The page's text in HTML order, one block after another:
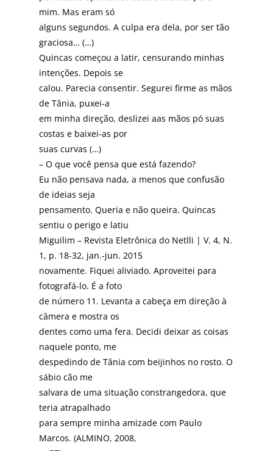
mim. Mas eram só
alguns segundos. A culpa era dela, por ser tão
graciosa… (…)
Quincas começou a latir, censurando minhas
intenções. Depois se
calou. Parecia consentir. Segurei firme as mãos
de Tânia, puxei-a
em minha direção, deslizei aas mãos pó suas
costas e baixei-as por
suas curvas (…)
– O que você pensa que está fazendo?
Eu não pensava nada, a menos que confusão
de ideias seja
pensamento. Queria e não queira. Quincas
sentiu o perigo e latiu
Miguilim – Revista Eletrônica do Netlli | V. 4, N.
1, p. 18-32, jan.-jun. 2015
novamente. Fiquei aliviado. Aproveitei para
fotografá-lo. É a foto
de número 11. Levanta a cabeça em direção à
câmera e mostra os
dentes como uma fera. Decidi deixar as coisas
naquele ponto, me
despedindo de Tânia com beijinhos no rosto. O
sábio cão me
salvara de uma situação constrangedora, que
teria atrapalhado
para sempre minha amizade com Paulo
Marcos. (ALMINO, 2008,